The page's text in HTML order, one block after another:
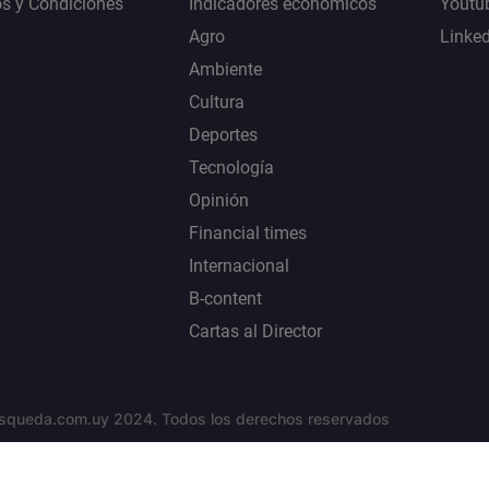
Agro
Ambiente
Cultura
Deportes
Tecnología
Opinión
Financial times
Internacional
B-content
Cartas al Director
2024. Todos los derechos reservados